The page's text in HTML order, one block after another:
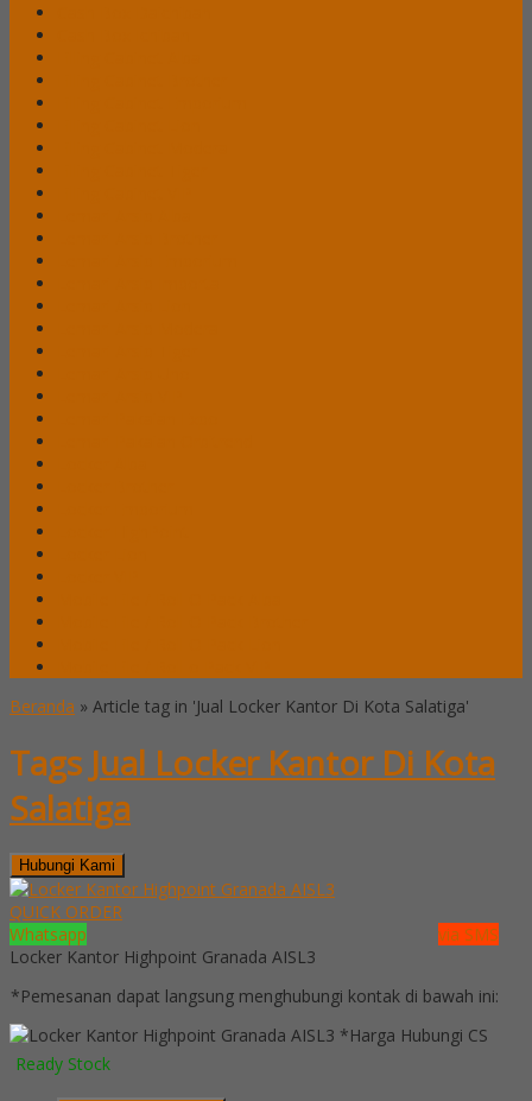
Beranda » Article tag in 'Jual Locker Kantor Di Kota Salatiga'
Tags Jual Locker Kantor Di Kota
Salatiga
Hubungi Kami
QUICK ORDER
Whatsapp
via SMS
Locker Kantor Highpoint Granada AISL3
*Pemesanan dapat langsung menghubungi kontak di bawah ini:
*Harga Hubungi CS
Ready Stock